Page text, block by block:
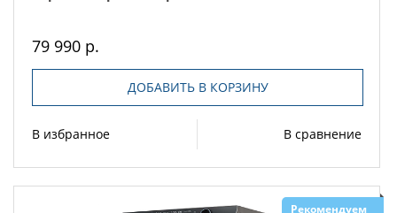
79 990 р.
ДОБАВИТЬ В КОРЗИНУ
В избранное В сравнение
Рекомендуем